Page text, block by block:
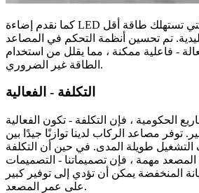
كما نقدم إضاءة LED في كابينة المصاعد ، والتي تستهلك طاقة أقل
تم تحسين أنظمة التحكم في المصاعد
- فاعلية ممكنة ، مما يقلل من استخدام
الطاقة غير الضروري.
التكلفة - الفعالية
الحكومية ، فإن التكلفة - تكون الفعالية
توفر مصاعد الركاب لدينا توازنًا جيدًا بين
التشغيل طويلة المدى. في حين أن التكلفة
المصعد مهمة ، فإن تصميماتنا - التصميمات
المنخفضة يمكن أن تؤدي إلى توفير كبير
على عمر المصعد.